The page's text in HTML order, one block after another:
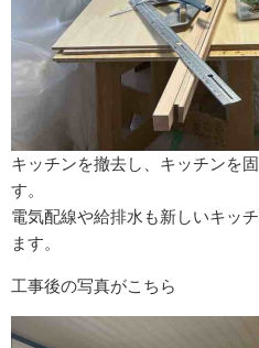
キッチンを撤去し、キッチンを
す。
電気配線や給排水も新しいキッ
ます。
工事後の写真がこちら